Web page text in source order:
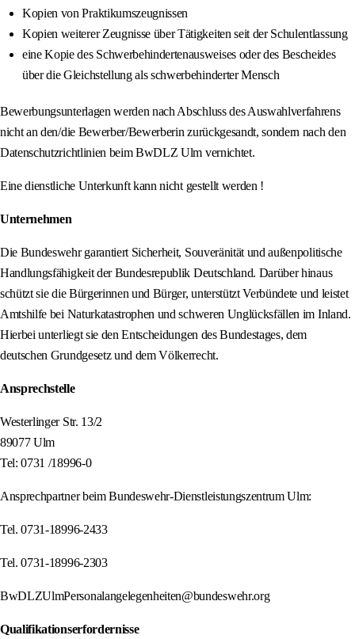
Kopien von Praktikumszeugnissen
Kopien weiterer Zeugnisse über Tätigkeiten seit der Schulentlassung
eine Kopie des Schwerbehindertenausweises oder des Bescheides
über die Gleichstellung als schwerbehinderter Mensch
Bewerbungsunterlagen werden nach Abschluss des Auswahlverfahrens
nicht an den/die Bewerber/Bewerberin zurückgesandt, sondern nach den
Datenschutzrichtlinien beim BwDLZ Ulm vernichtet.
Eine dienstliche Unterkunft kann nicht gestellt werden !
Unternehmen
Die Bundeswehr garantiert Sicherheit, Souveränität und außenpolitische
Handlungsfähigkeit der Bundesrepublik Deutschland. Darüber hinaus
schützt sie die Bürgerinnen und Bürger, unterstützt Verbündete und leistet
Amtshilfe bei Naturkatastrophen und schweren Unglücksfällen im Inland.
Hierbei unterliegt sie den Entscheidungen des Bundestages, dem
deutschen Grundgesetz und dem Völkerrecht.
Ansprechstelle
Westerlinger Str. 13/2
89077 Ulm
Tel: 0731 /18996-0
Ansprechpartner beim Bundeswehr-Dienstleistungszentrum Ulm:
Tel. 0731-18996-2433
Tel. 0731-18996-2303
BwDLZUlmPersonalangelegenheiten@bundeswehr.org
Qualifikationserfordernisse